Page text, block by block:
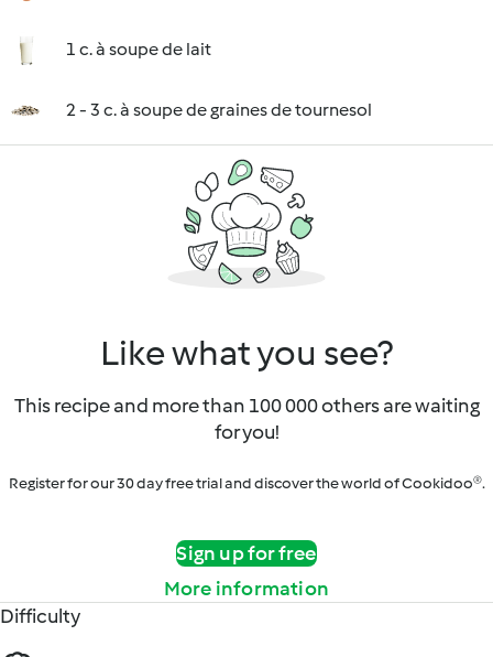
1 c. à soupe de lait
2 - 3 c. à soupe de graines de tournesol
Like what you see?
This recipe and more than 100 000 others are waiting
for you!
Register for our 30 day free trial and discover the world of Cookidoo®.
Sign up for free
More information
Difficulty